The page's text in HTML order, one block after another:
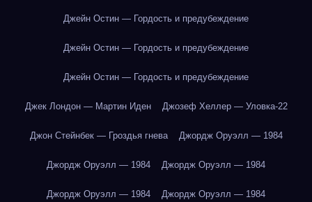
Джейн Остин — Гордость и предубеждение
Джейн Остин — Гордость и предубеждение
Джейн Остин — Гордость и предубеждение
Джек Лондон — Мартин Иден Джозеф Хеллер — Уловка-22
Джон Стейнбек — Гроздья гнева Джордж Оруэлл — 1984
Джордж Оруэлл — 1984 Джордж Оруэлл — 1984
Джордж Оруэлл — 1984 Джордж Оруэлл — 1984